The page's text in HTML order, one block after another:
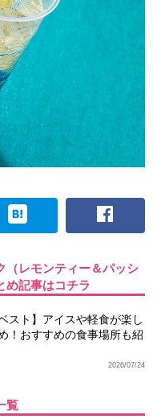
（レモンティー＆パッシ
め記事はコチラ
スト】アイスや軽食が楽し
！おすすめの食事場所も紹
2026/07/24
覧